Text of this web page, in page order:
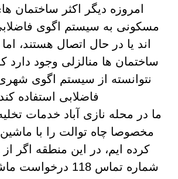
امروزه دیگر اکثر ساختمان
مسکونی به سیستم اگوی
اند یا در حال اتصال هستند،
ساختمان ها منالزلی وجود دارد
نتوانسته از سیستم اگوی
فاضلابی استفاده
ما در محله نازی آباد خدمات
مخصوصا چاه توالت را با
کرده ایم، در این منطقه اگر
شماره تماس 118